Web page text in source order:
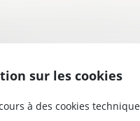
a vocation à définir
des employeurs
de deux
sur les cookies
à des cookies